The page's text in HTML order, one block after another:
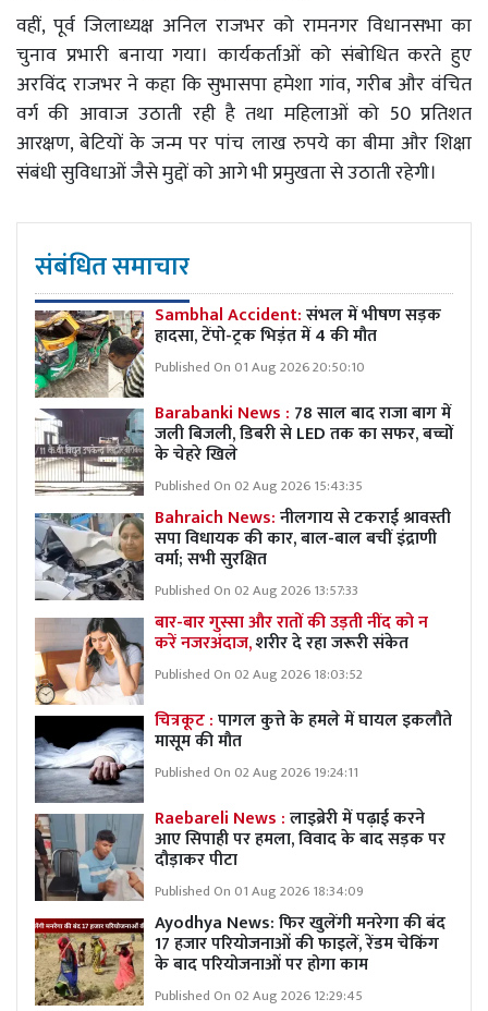
वहीं, पूर्व जिलाध्यक्ष अनिल राजभर को रामनगर विधानसभा का
चुनाव प्रभारी बनाया गया। कार्यकर्ताओं को संबोधित करते हुए
अरविंद राजभर ने कहा कि सुभासपा हमेशा गांव, गरीब और वंचित
वर्ग की आवाज उठाती रही है तथा महिलाओं को 50 प्रतिशत
आरक्षण, बेटियों के जन्म पर पांच लाख रुपये का बीमा और शिक्षा
संबंधी सुविधाओं जैसे मुद्दों को आगे भी प्रमुखता से उठाती रहेगी।
संबंधित समाचार
Sambhal Accident:संभल में भीषण सड़क
हादसा, टेंपो-ट्रक भिड़ंत में 4 की मौत
Published On 01 Aug 2026 20:50:10
Barabanki News : 78 साल बाद राजा बाग में
जली बिजली, डिबरी से LED तक का सफर, बच्चों
के चेहरे खिले
Published On 02 Aug 2026 15:43:35
Bahraich News:नीलगाय से टकराई श्रावस्ती
सपा विधायक की कार, बाल-बाल बचीं इंद्राणी
वर्मा; सभी सुरक्षित
Published On 02 Aug 2026 13:57:33
बार-बार गुस्सा और रातों की उड़ती नींद को न
करें नजरअंदाज,शरीर दे रहा जरूरी संकेत
Published On 02 Aug 2026 18:03:52
चित्रकूट :पागल कुत्ते के हमले में घायल इकलौते
मासूम की मौत
Published On 02 Aug 2026 19:24:11
Raebareli News :लाइब्रेरी में पढ़ाई करने
आए सिपाही पर हमला, विवाद के बाद सड़क पर
दौड़ाकर पीटा
Published On 01 Aug 2026 18:34:09
Ayodhya News: फिर खुलेंगी मनरेगा की बंद
17 हजार परियोजनाओं की फाइलें, रेंडम चेकिंग
के बाद परियोजनाओं पर होगा काम
Published On 02 Aug 2026 12:29:45